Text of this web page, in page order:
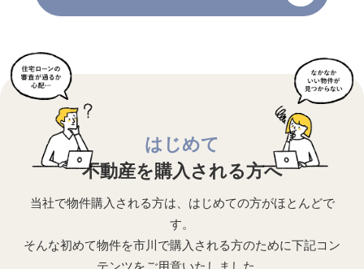
はじめて
不動産を購入される方へ
当社で物件購入される方は、はじめての方がほとんどで
す。
そんな初めて物件を市川で購入される方のために下記コン